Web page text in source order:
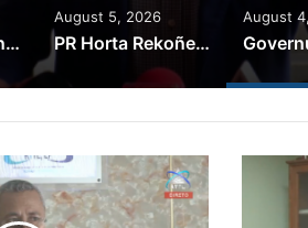
Kazu Transferénsia Osan Millaun 42 Husi Singapura, Advogadu Sei Halo Rekursu
August 5, 2026
PR Horta Rekoñese Timoroan Sira Iha Diáspora Nia Kontribuisaun
August